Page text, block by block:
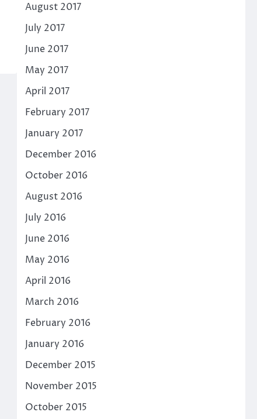
August 2017
July 2017
June 2017
May 2017
April 2017
February 2017
January 2017
December 2016
October 2016
August 2016
July 2016
June 2016
May 2016
April 2016
March 2016
February 2016
January 2016
December 2015
November 2015
October 2015